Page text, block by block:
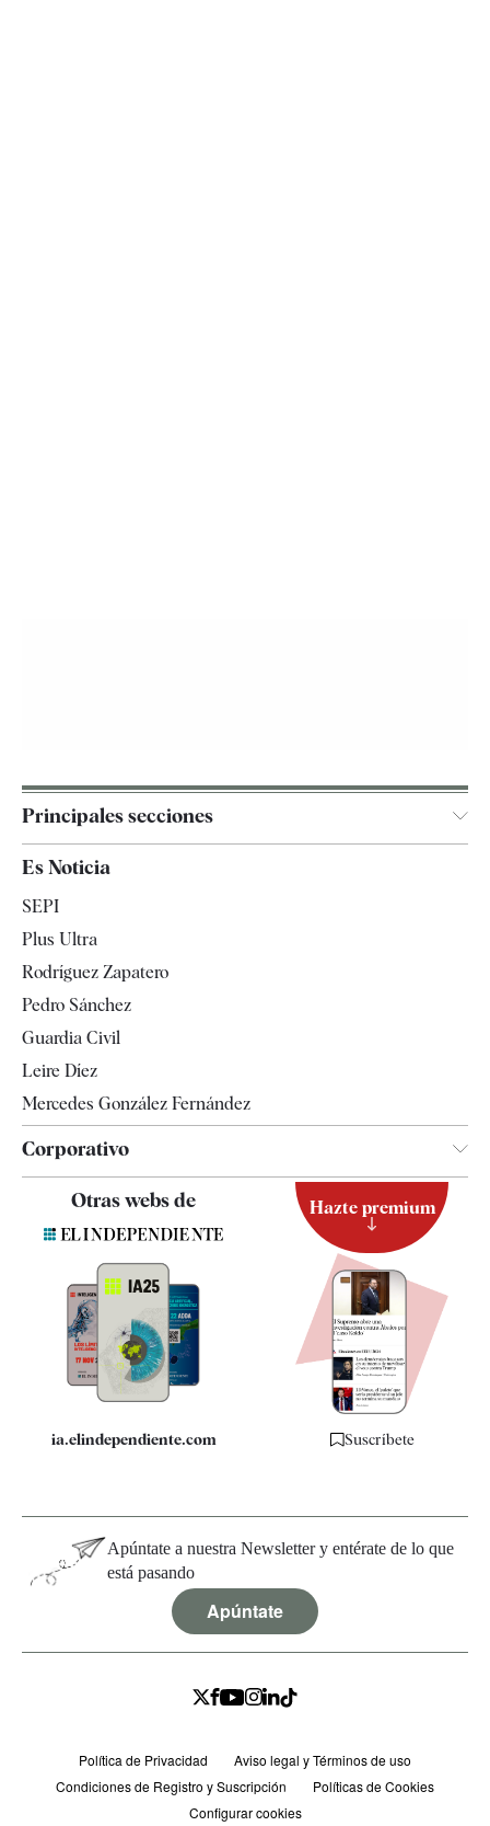
Principales secciones
España
Televisión
Es Noticia
SEPI
Plus Ultra
Rodríguez Zapatero
Pedro Sánchez
Guardia Civil
Leire Díez
Mercedes González Fernández
Corporativo
Contacto
Quiénes somos
Especificaciones
Otras webs de
ia.elindependiente.com
Hazte premium
Suscríbete
Apúntate a nuestra Newsletter y entérate de lo que
está pasando
Apúntate
Política de Privacidad
Aviso legal y Términos de uso
Condiciones de Registro y Suscripción
Políticas de Cookies
Configurar cookies